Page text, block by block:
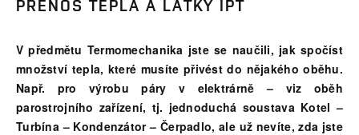
PŘENOS TEPLA A LÁTKY IPT
V předmětu Termomechanika jste se naučili, jak spočíst
množství tepla, které musíte přivést do nějakého oběhu.
Např. pro výrobu páry v elektrárně – viz oběh
parostrojního zařízení, tj. jednoduchá soustava Kotel –
Turbína – Kondenzátor – Čerpadlo, ale už nevíte, zda jste